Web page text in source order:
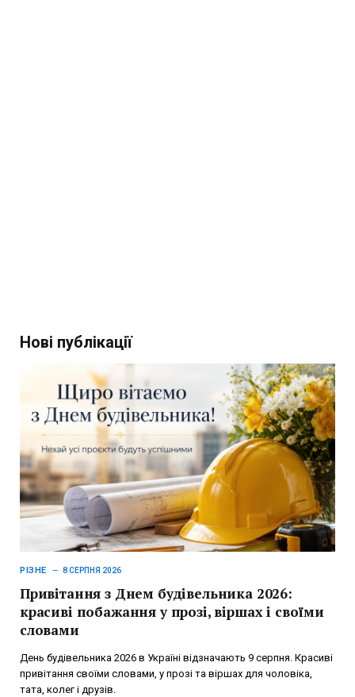
Нові публікації
РІЗНЕ 8 СЕРПНЯ 2026
Привітання з Днем будівельника 2026:
красиві побажання у прозі, віршах і своїми
словами
День будівельника 2026 в Україні відзначають 9 серпня. Красиві
привітання своїми словами, у прозі та віршах для чоловіка,
тата, колег і друзів.